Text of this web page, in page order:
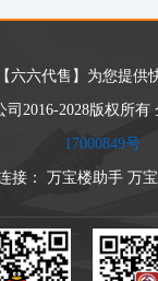
六六代售】为您提供
2016-2028版权所有
17000849号
接：万宝楼助手 万